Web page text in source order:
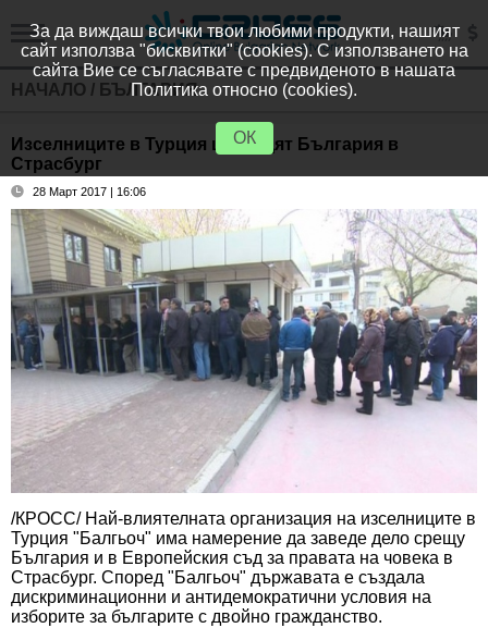
НАЧАЛО / БЪЛГАРИЯ
Изселниците в Турция ще съдят България в
Страсбург
28 Март 2017 | 16:06
/КРОСС/ Най-влиятелната организация на изселниците в
Турция "Балгьоч" има намерение да заведе дело срещу
България и в Европейския съд за правата на човека в
Страсбург. Според "Балгьоч" държавата е създала
дискриминационни и антидемократични условия на
изборите за българите с двойно гражданство.
За да виждаш всички твои любими продукти, нашият
сайт използва "бисквитки" (cookies). С използването на
сайта Вие се съгласявате с предвиденото в нашата
Политика относно (cookies).
ОК